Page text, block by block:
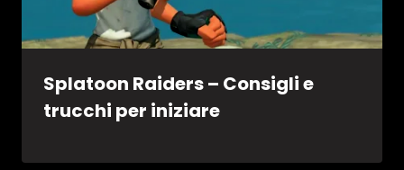
Splatoon Raiders – Consigli e
trucchi per iniziare